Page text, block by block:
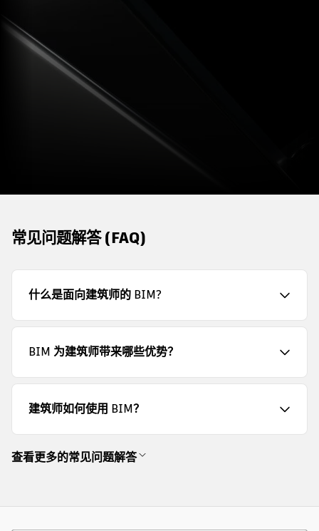
常见问题解答 (FAQ)
什么是面向建筑师的 BIM?
BIM 为建筑师带来哪些优势？
建筑师如何使用 BIM？
查看更多的常见问题解答